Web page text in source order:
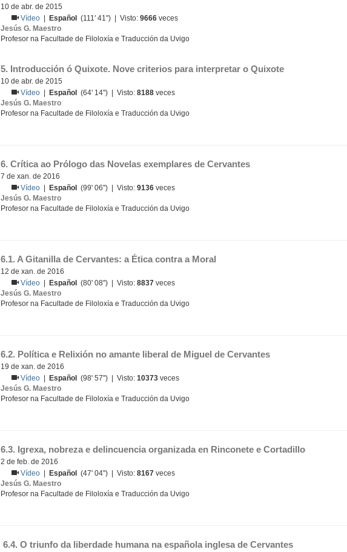
10 de abr. de 2015
Vídeo
Español (111' 41'') | Visto:9666 veces
Jesús G. Maestro
Profesor na Facultade de Filoloxía e Traducción da Uvigo
5. Introducción ó Quixote. Nove criterios para interpretar o Quixote
10 de abr. de 2015
Vídeo
Español (64' 14'') | Visto:8188 veces
Jesús G. Maestro
Profesor na Facultade de Filoloxía e Traducción da Uvigo
6. Crítica ao Prólogo das Novelas exemplares de Cervantes
7 de xan. de 2016
Vídeo
Español (99' 06'') | Visto:9136 veces
Jesús G. Maestro
Profesor na Facultade de Filoloxía e Traducción da Uvigo
6.1. A Gitanilla de Cervantes: a Ética contra a Moral
12 de xan. de 2016
Vídeo
Español (80' 08'') | Visto:8837 veces
Jesús G. Maestro
Profesor na Facultade de Filoloxía e Traducción da Uvigo
6.2. Política e Relixión no amante liberal de Miguel de Cervantes
19 de xan. de 2016
Vídeo
Español (98' 57'') | Visto:10373 veces
Jesús G. Maestro
Profesor na Facultade de Filoloxía e Traducción da Uvigo
6.3. Igrexa, nobreza e delincuencia organizada en Rinconete e Cortadillo
2 de feb. de 2016
Vídeo
Español (47' 04'') | Visto:8167 veces
Jesús G. Maestro
Profesor na Facultade de Filoloxía e Traducción da Uvigo
6.4. O triunfo da liberdade humana na española inglesa de Cervantes